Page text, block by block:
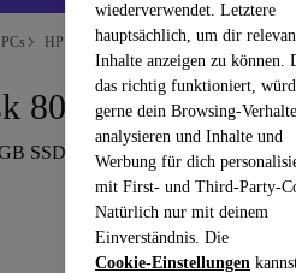
wiederverwendet. Letztere
hauptsächlich, um dir
Inhalte anzeigen zu können.
das richtig funktioniert,
gerne dein Browsing-
analysieren und Inhalte und
Werbung für dich
mit First- und Third-Party-
Natürlich nur mit deinem
Einverständnis. Die
Cookie-Einstellungen
HP Desktops
800 G5 DM
SSD | Win 11 Pro